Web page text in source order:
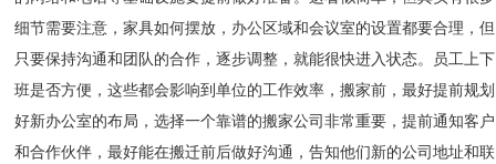
细节需要注意，家具如何摆放，办公区域和会议室的设置都要合理，但
只要保持沟通和团队的合作，逐步调整，就能很快进入状态。员工上下
班是否方便，这些都会影响到单位的工作效率，搬家前，最好提前规划
好新办公室的布局，选择一个靠谱的搬家公司非常重要，提前通知客户
和合作伙伴，最好能在搬迁前后做好沟通，告知他们新的公司地址和联